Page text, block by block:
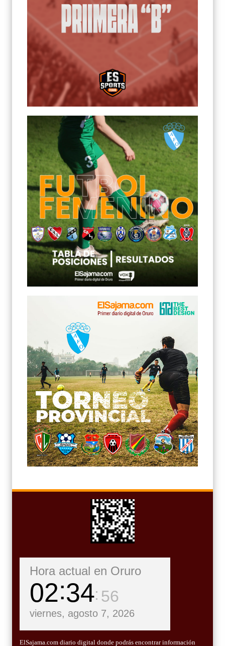
Hora actual en Oruro
02 34 58
viernes, agosto 7, 2026
ElSajama.com diario digital donde podrás encontrar información